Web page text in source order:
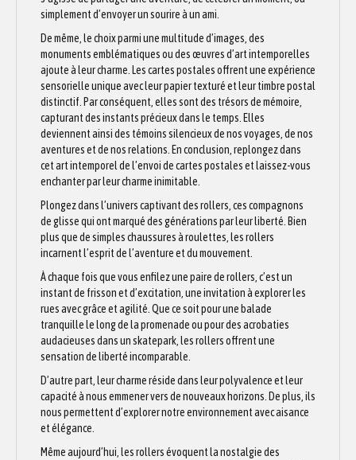
simplement d’envoyer un sourire à un ami.
De même, le choix parmi une multitude d’images, des
monuments emblématiques ou des œuvres d’art intemporelles
ajoute à leur charme. Les cartes postales offrent une expérience
sensorielle unique avec leur papier texturé et leur timbre postal
distinctif. Par conséquent, elles sont des trésors de mémoire,
capturant des instants précieux dans le temps. Elles
deviennent ainsi des témoins silencieux de nos voyages, de nos
aventures et de nos relations. En conclusion, replongez dans
cet art intemporel de l’envoi de cartes postales et laissez-vous
enchanter par leur charme inimitable.
Plongez dans l’univers captivant des rollers, ces compagnons
de glisse qui ont marqué des générations par leur liberté. Bien
plus que de simples chaussures à roulettes, les rollers
incarnent l’esprit de l’aventure et du mouvement.
À chaque fois que vous enfilez une paire de rollers, c’est un
instant de frisson et d’excitation, une invitation à explorer les
rues avec grâce et agilité. Que ce soit pour une balade
tranquille le long de la promenade ou pour des acrobaties
audacieuses dans un skatepark, les rollers offrent une
sensation de liberté incomparable.
D’autre part, leur charme réside dans leur polyvalence et leur
capacité à nous emmener vers de nouveaux horizons. De plus, ils
nous permettent d’explorer notre environnement avec aisance
et élégance.
Même aujourd’hui, les rollers évoquent la nostalgie des